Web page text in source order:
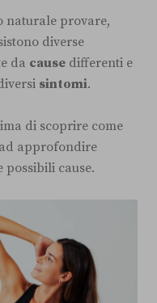
naturale provare,
diverse
da cause differenti e
sintomi.
di scoprire come
approfondire
possibili cause.